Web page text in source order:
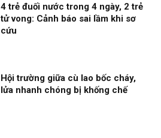
4 trẻ đuối nước trong 4 ngày, 2 trẻ
tử vong: Cảnh báo sai lầm khi sơ
cứu
Hội trường giữa cù lao bốc cháy,
lửa nhanh chóng bị khống chế